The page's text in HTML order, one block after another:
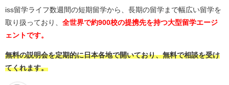
iss留学ライフ数週間の短期留学から、長期の留学まで幅広い留学を
取り扱っており、 全世界で約900校の提携先を持つ大型留学エージ
ェントです。
無料の説明会を定期的に日本各地で開いており、無料で相談を受け
てくれます。